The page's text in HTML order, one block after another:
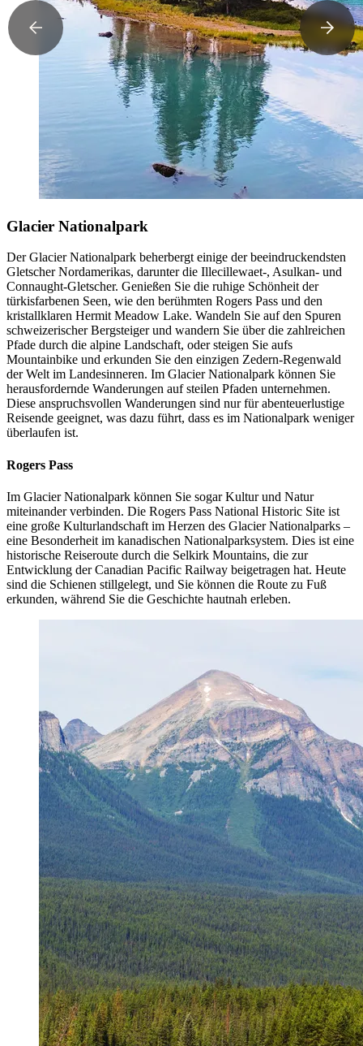
Glacier Nationalpark
Der Glacier Nationalpark beherbergt einige der beeindruckendsten
Gletscher Nordamerikas, darunter die Illecillewaet-, Asulkan- und
Connaught-Gletscher. Genießen Sie die ruhige Schönheit der
türkisfarbenen Seen, wie den berühmten Rogers Pass und den
kristallklaren Hermit Meadow Lake. Wandeln Sie auf den Spuren
schweizerischer Bergsteiger und wandern Sie über die zahlreichen
Pfade durch die alpine Landschaft, oder steigen Sie aufs
Mountainbike und erkunden Sie den einzigen Zedern-Regenwald
der Welt im Landesinneren. Im Glacier Nationalpark können Sie
herausfordernde Wanderungen auf steilen Pfaden unternehmen.
Diese anspruchsvollen Wanderungen sind nur für abenteuerlustige
Reisende geeignet, was dazu führt, dass es im Nationalpark weniger
überlaufen ist.
Rogers Pass
Im Glacier Nationalpark können Sie sogar Kultur und Natur
miteinander verbinden. Die Rogers Pass National Historic Site ist
eine große Kulturlandschaft im Herzen des Glacier Nationalparks –
eine Besonderheit im kanadischen Nationalparksystem. Dies ist eine
historische Reiseroute durch die Selkirk Mountains, die zur
Entwicklung der Canadian Pacific Railway beigetragen hat. Heute
sind die Schienen stillgelegt, und Sie können die Route zu Fuß
erkunden, während Sie die Geschichte hautnah erleben.